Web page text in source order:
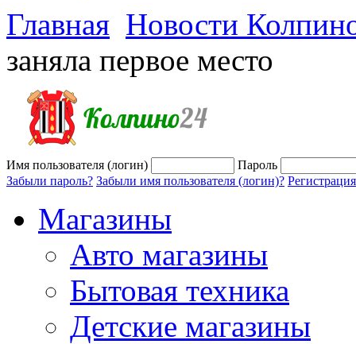
Главная Новости
заняла первое место
Имя пользователя (логин)
Пароль
Забыли пароль? Забыли имя пользователя (логин)? Регистрация
Магазины
Авто магазины
Бытовая техника
Детские магазины